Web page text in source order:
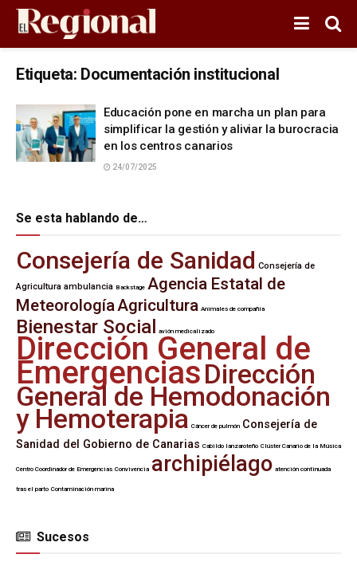
Etiqueta: Documentación institucional
Educación pone en marcha un plan para
simplificar la gestión y aliviar la burocracia
en los centros canarios
24/07/2025
Se esta hablando de…
Consejería de Sanidad Consejería de
Agricultura ambulancia Backstage Agencia Estatal de
MeteorologíaAgricultura Animales de compañía
Bienestar Social avión medicalizado
Dirección General de
EmergenciasDirección
General de Hemodonación
y Hemoterapia Cáncer de pulmón Consejería de
Sanidad del Gobierno de Canarias Cabildo lanzaroteño Clúster Canario de la Música
Centro Coordinador de Emergencias Convivencia archipiélago atención continuada
tras el parto Contaminación marina
Sucesos
SUCESOS